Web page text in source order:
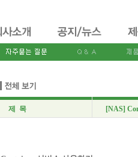
제 목 [NAS]